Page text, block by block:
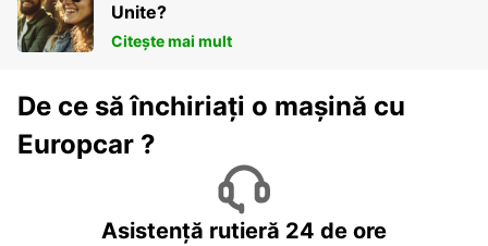
Unite?
Citește mai mult
De ce să închiriați o mașină cu
Europcar ?
Asistență rutieră 24 de ore